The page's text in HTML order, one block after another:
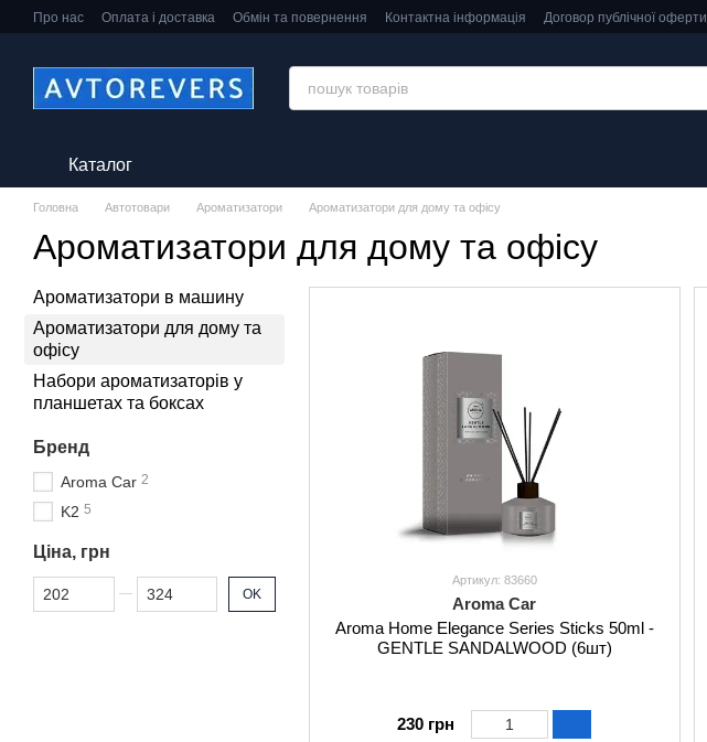
Перейти до основного контенту
Про нас Оплата і доставка Обмін та повернення Контактна інформація Договор публічної оферти
Каталог
Головна Автотовари Ароматизатори Ароматизатори для дому та офісу
Ароматизатори для дому та офісу
Артикул: 83660
Aroma Car
Aroma Home Elegance Series Sticks 50ml -
GENTLE SANDALWOOD (6шт)
230 грн
Ароматизатори в машину
Ароматизатори для дому та
офісу
Набори ароматизаторів у
планшетах та боксах
Бренд
Aroma Car 2
K2 5
Ціна, грн
Від Ціна, грн
До Ціна, грн OK